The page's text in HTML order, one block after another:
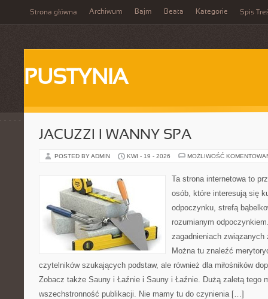
Strona główna Archiwum Bajm Beata Kategorie Spis
PUSTYNIA
JACUZZI I WANNY SPA
POSTED BY ADMIN KWI - 19 - 2026 MOŻLIWOŚĆ
Ta strona internetowa to
osób, które interesują się
odpoczynku, strefą
rozumianym
zagadnieniach
Można tu znaleźć
czytelników szukających podstaw, ale również dla miłośników
Zobacz także Sauny i Łaźnie i Sauny i Łaźnie. Dużą zaletą tego
wszechstronność publikacji. Nie mamy tu do czynienia […]